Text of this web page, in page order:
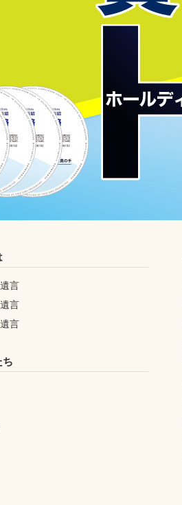
言
言
言
ち